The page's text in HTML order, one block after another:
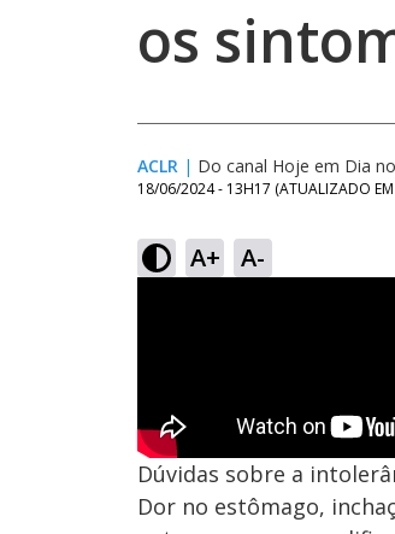
os
ACLR | Do canal Hoje em Dia
18/06/2024 - 13H17 (ATUALIZADO EM
A+ A-
Dúvidas sobre a
Dor no estômago,